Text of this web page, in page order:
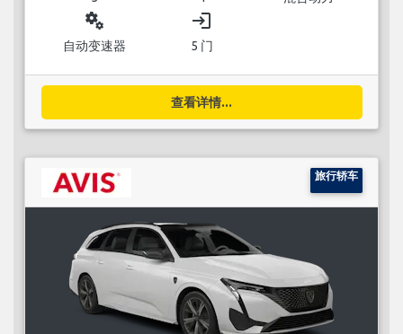
miscellaneous_services
自动变速器
login
5 门
查看详情...
旅行轿车